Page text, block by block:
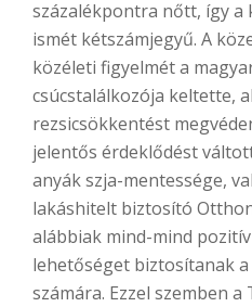
százalékpontra nőtt, így
ismét kétszámjegyű. A
közéleti figyelmét a
csúcstalálkozója keltette,
rezsicsökkentést
jelentős érdeklődést
anyák szja-mentessége,
lakáshitelt biztosító
alábbiak mind-mind
lehetőséget biztosítanak
számára. Ezzel szemben